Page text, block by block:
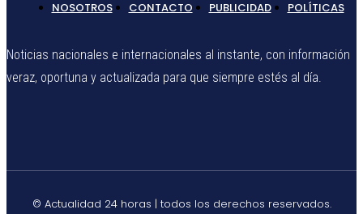
NOSOTROS CONTACTO PUBLICIDAD POLÍTICAS
Noticias nacionales e internacionales al instante, con información
veraz, oportuna y actualizada para que siempre estés al día.
© Actualidad 24 horas | todos los derechos reservados.